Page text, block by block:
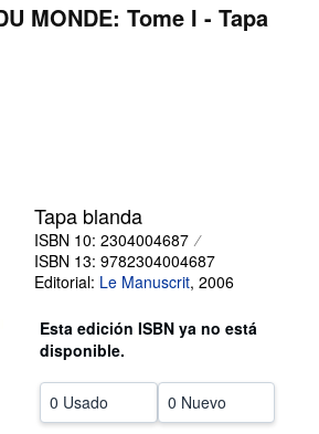
CERRAR
MONDE: Tome I - Tapa
Tapa blanda
ISBN 10: 2304004687
ISBN 13: 9782304004687
Editorial: Le Manuscrit, 2006
Esta edición ISBN ya no está
disponible.
0 Usado 0 Nuevo